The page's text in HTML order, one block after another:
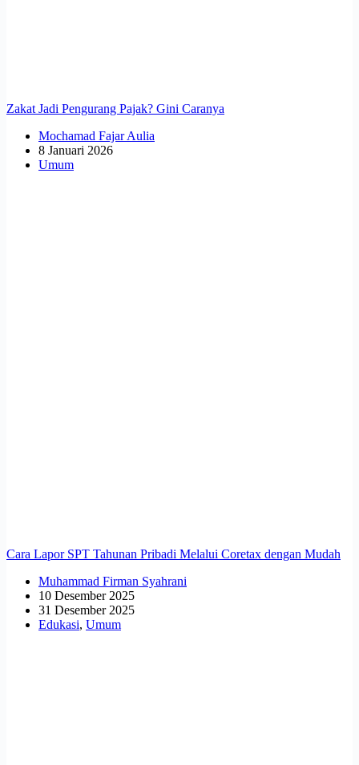
Zakat Jadi Pengurang Pajak? Gini Caranya
Mochamad Fajar Aulia
8 Januari 2026
Umum
Cara Lapor SPT Tahunan Pribadi Melalui Coretax dengan Mudah
Muhammad Firman Syahrani
10 Desember 2025
31 Desember 2025
Edukasi, Umum